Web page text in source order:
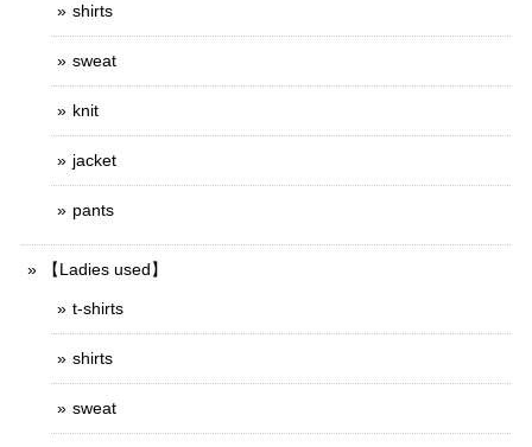
shirts
sweat
knit
jacket
pants
【Ladies used】
t-shirts
shirts
sweat